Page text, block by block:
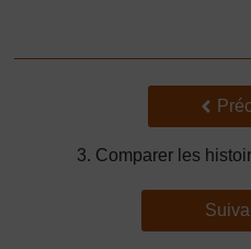
3. Comparer les